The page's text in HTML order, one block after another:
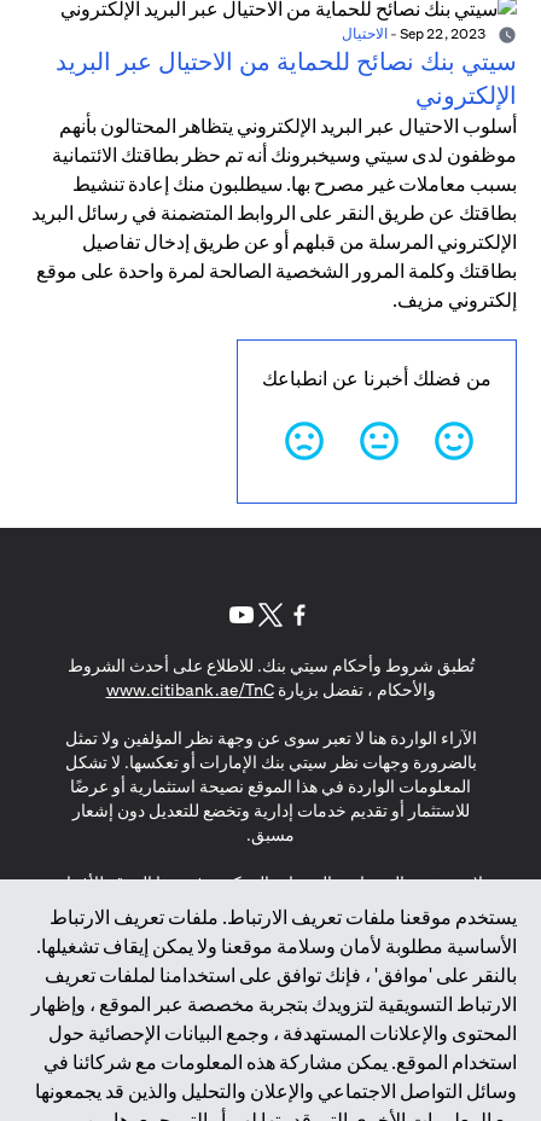
- الاحتيال
سيتي بنك نصائح للحماية من الاحتيال عبر البريد
الإلكتروني
أسلوب الاحتيال عبر البريد الإلكتروني يتظاهر المحتالون بأنهم
موظفون لدى سيتي وسيخبرونك أنه تم حظر بطاقتك الائتمانية
بسبب معاملات غير مصرح بها. سيطلبون منك إعادة تنشيط
بطاقتك عن طريق النقر على الروابط المتضمنة في رسائل البريد
الإلكتروني المرسلة من قبلهم أو عن طريق إدخال تفاصيل
بطاقتك وكلمة المرور الشخصية الصالحة لمرة واحدة على موقع
إلكتروني مزيف.
من فضلك أخبرنا عن انطباعك
يستخدم موقعنا ملفات تعريف الارتباط. ملفات تعريف الارتباط
الأساسية مطلوبة لأمان وسلامة موقعنا ولا يمكن إيقاف تشغيلها.
بالنقر على 'موافق' ، فإنك توافق على استخدامنا لملفات تعريف
الارتباط التسويقية لتزويدك بتجربة مخصصة عبر الموقع ، وإظهار
المحتوى والإعلانات المستهدفة ، وجمع البيانات الإحصائية حول
استخدام الموقع. يمكن مشاركة هذه المعلومات مع شركائنا في
وسائل التواصل الاجتماعي والإعلان والتحليل والذين قد يجمعونها
تُطبق شروط وأحكام سيتي بنك. للاطلاع على أحدث الشروط
والأحكام ، تفضل بزيارةwww.citibank.ae/TnC
in a new tab
الآراء الواردة هنا لا تعبر سوى عن وجهة نظر المؤلفين ولا تمثل
بالضرورة وجهات نظر سيتي بنك الإمارات أو تعكسها. لا تشكل
المعلومات الواردة في هذا الموقع نصيحة استثمارية أو عرضًا
للاستثمار أو تقديم خدمات إدارية وتخضع للتعديل دون إشعار
مسبق.
لا يتم تقديم المنتجات والخدمات المذكورة في هذا الموقع للأفراد
المقيمين في الاتحاد الأوروبي أو المنطقة الاقتصادية الأوروبية أو
سويسرا أو غيرنسي أو جيرسي أو موناكو أو سان مارينو أو
الفاتيكان أو جزيرة مان أو المملكة المتحدة أو خصوصية البيانات
(لائحة حماية البيانات العامة \ قانون حماية البيانات الشخصية
العامة \ قانون خصوصية نيوزيلندا). المحتوى الموجود في هذه
الصفحة ليس ولا ينبغي تفسيره على أنه عرض أو دعوة أو دعوة
لشراء أو بيع أي من المنتجات والخدمات المذكورة هنا لمثل هؤلاء
الأفراد.